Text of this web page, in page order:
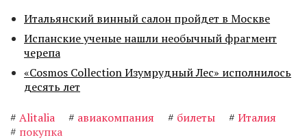
Итальянский винный салон пройдет в Москве
Испанские ученые нашли необычный фрагмент
черепа
«Cosmos Collection Изумрудный Лес» исполнилось
десять лет
# Alitalia # авиакомпания # билеты # Италия
# покупка